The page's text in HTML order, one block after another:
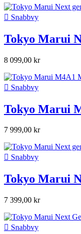
 Snabbvy
Tokyo Marui
8 099,00 kr
 Snabbvy
Tokyo Marui
7 999,00 kr
 Snabbvy
Tokyo Marui
7 399,00 kr
 Snabbvy